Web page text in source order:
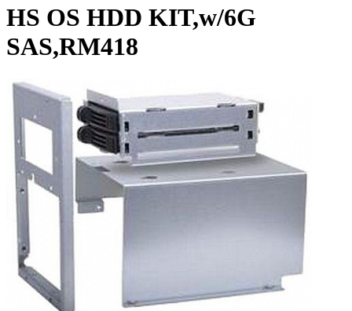
HS OS HDD KIT,w/6G
SAS,RM418